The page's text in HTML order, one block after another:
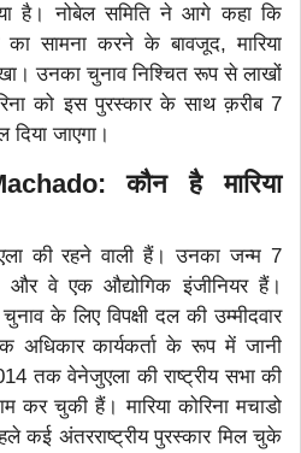
है। नोबेल समिति ने आगे कहा कि
सामना करने के बावजूद, मारिया
उनका चुनाव निश्चित रूप से लाखों
को इस पुरस्कार के साथ क़रीब 7
जाएगा।
कौन है मारिया
की रहने वाली हैं। उनका जन्म 7
वे एक औद्योगिक इंजीनियर हैं।
के लिए विपक्षी दल की उम्मीदवार
अधिकार कार्यकर्ता के रूप में जानी
तक वेनेजुएला की राष्ट्रीय सभा की
कर चुकी हैं। मारिया कोरिना मचाडो
कई अंतरराष्ट्रीय पुरस्कार मिल चुके